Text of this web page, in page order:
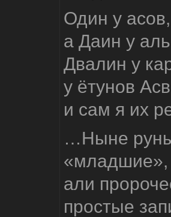
Один у асов,
а Даин у
Двалин у
у ётунов
и сам я их
…Ныне
«младшие»,
али
простые